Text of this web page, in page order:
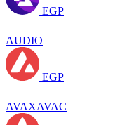
EGP
AUDIO
EGP
AVAXAVAC